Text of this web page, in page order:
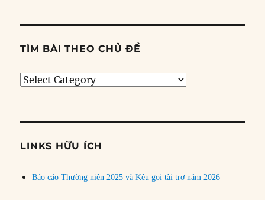
TÌM BÀI THEO CHỦ ĐỀ
Tìm
đề
LINKS HỮU ÍCH
Báo cáo Thường niên 2025 và Kêu gọi tài trợ năm 2026